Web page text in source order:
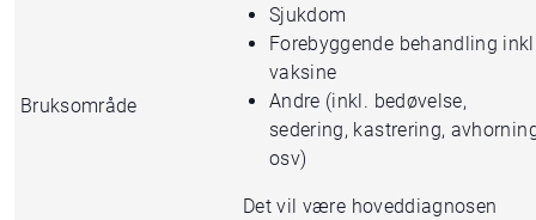
Bruksområde
Sjukdom
Forebyggende behandling
vaksine
Andre (inkl. bedøvelse,
sedering, kastrering,
osv)
Det vil være hoveddiagnosen